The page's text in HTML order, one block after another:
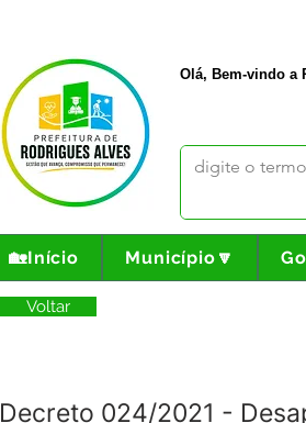
Olá, Bem-vindo a
🏡Início Município🔽
Voltar
Decreto 024/2021 -